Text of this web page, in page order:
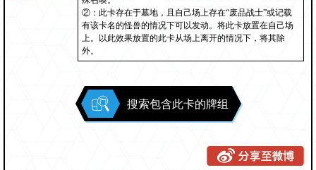
②：此卡存在于墓地，且自己场上存在“废品战士”或记载
有该卡名的怪兽的情况下可以发动。将此卡放置在自己场
上。以此效果放置的此卡从场上离开的情况下，将其除
外。
搜索包含此卡的牌组